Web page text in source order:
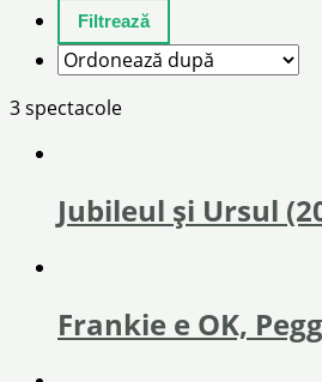
3 spectacole
Jubileul și Ursul
Frankie e OK,